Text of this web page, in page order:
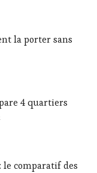
la porter sans
4 quartiers
le comparatif des